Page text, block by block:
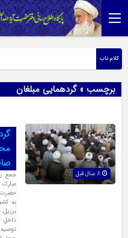
کلام ناب
برچسب » گردهمایی مبلغان
جمع
حضرت
به
داخل